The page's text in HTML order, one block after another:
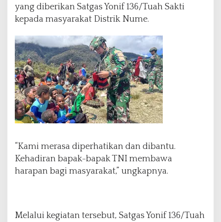
yang diberikan Satgas Yonif 136/Tuah Sakti
kepada masyarakat Distrik Nume.
“Kami merasa diperhatikan dan dibantu.
Kehadiran bapak-bapak TNI membawa
harapan bagi masyarakat,” ungkapnya.
Melalui kegiatan tersebut, Satgas Yonif 136/Tuah